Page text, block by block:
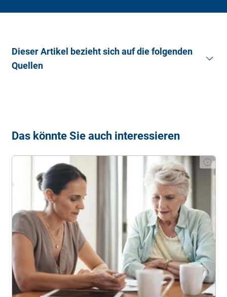
Dieser Artikel bezieht sich auf die folgenden
Quellen
– das ändert sich. (Stand: 23.02.2024).
entlastungsgesetz: PUEG 2023
. (Stand: 23.02.2024).
Bundesgesetzblatt (2023):
Gesetz zur Unterstützung
und Entlastung in der Pflege
(Pflegeunterstützungs-
und –entlastungsgesetz – PUEG). (Stand:
23.02.2024).
Deutscher Bundestag (2023):Gesetzentwurf zur
Unter­stützung und Entlastung in der Pflege
überwiesen
. (Stand: 23.02.2024).
Alle Angaben ohne Gewähr.
Das könnte Sie auch interessieren